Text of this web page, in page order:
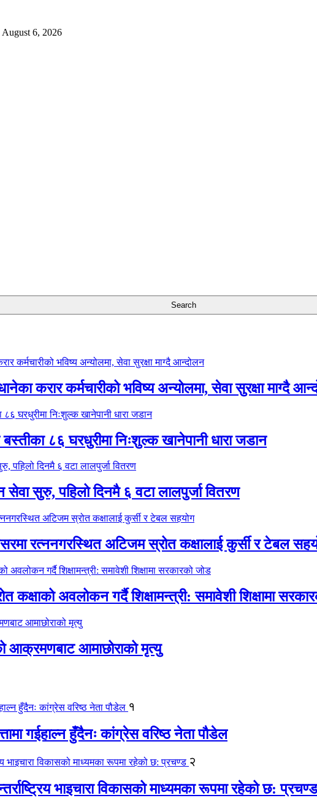
6, 2026
करार कर्मचारीको भविष्य अन्योलमा, सेवा सुरक्षा माग्दै
८६ घरधुरीमा निःशुल्क खानेपानी धारा जडान
सेवा सुरु, पहिलो दिनमै ६ वटा लालपुर्जा वितरण
रत्ननगरस्थित अटिजम स्रोत कक्षालाई कुर्सी र टेबल
कक्षाको अवलोकन गर्दै शिक्षामन्त्री: समावेशी शिक्षामा
आक्रमणबाट आमाछोराको मृत्यु
१
गईहाल्न हुँदैनः कांग्रेस वरिष्ठ नेता पौडेल
२
भाइचारा विकासको माध्यमका रूपमा रहेको छ: प्रचण्ड